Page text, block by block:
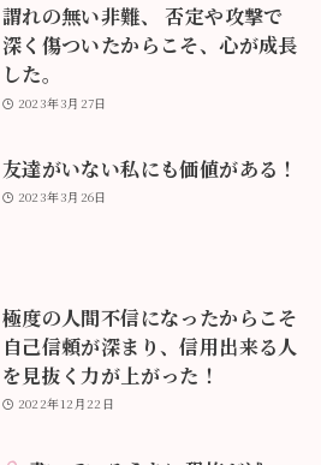
謂れの無い非難、 否定や攻撃で
深く傷ついたからこそ、心が成長
した。
2023年3月27日
友達がいない私にも価値がある！
2023年3月26日
極度の人間不信になったからこそ
自己信頼が深まり、信用出来る人
を見抜く力が上がった！
2022年12月22日